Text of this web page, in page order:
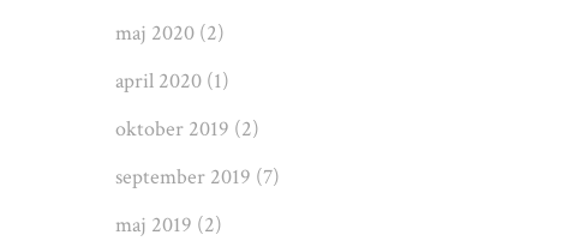
maj 2020 (2)
april 2020 (1)
oktober 2019 (2)
september 2019 (7)
maj 2019 (2)